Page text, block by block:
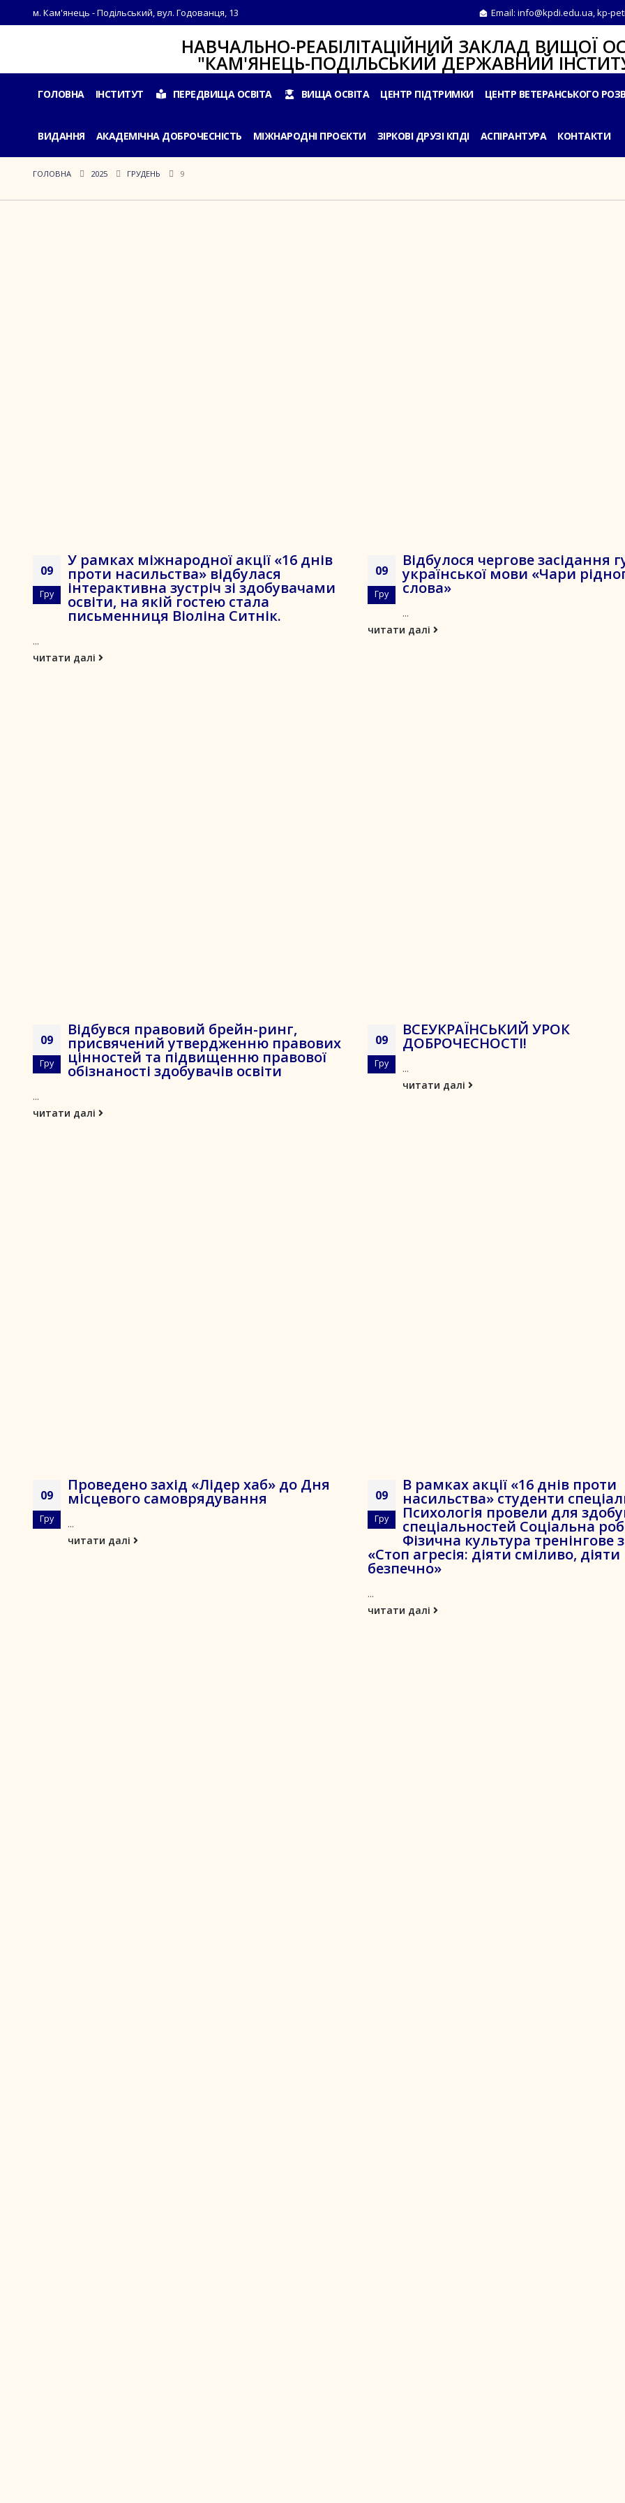
м. Кам'янець - Подільський, вул. Годованця, 13 Email: info@kpdi.edu.ua,kp-
НАВЧАЛЬНО-РЕАБІЛІТАЦІЙНИЙ ЗАКЛАД ВИЩОЇ
"КАМ'ЯНЕЦЬ-ПОДІЛЬСЬКИЙ ДЕРЖАВНИЙ
ГОЛОВНА ІНСТИТУТ ПЕРЕДВИЩА ОСВІТА ВИЩА ОСВІТА ЦЕНТР ПІДТРИМКИ ЦЕНТР ВЕТЕРАНСЬКОГО
ВИДАННЯ АКАДЕМІЧНА ДОБРОЧЕСНІСТЬ МІЖНАРОДНІ ПРОЄКТИ ЗІРКОВІ ДРУЗІ КПДІ АСПІРАНТУРА КОНТАКТИ
ГОЛОВНА 2025 ГРУДЕНЬ 9
09
Гру
У рамках міжнародної акції «16 днів
проти насильства» відбулася
інтерактивна зустріч зі здобувачами
освіти, на якій гостею стала
письменниця Віоліна Ситнік.
...
читати далі
09
Гру
Відбулося чергове засідання
української мови «Чари
слова»
...
читати далі
09
Гру
Відбувся правовий брейн-ринг,
присвячений утвердженню правових
цінностей та підвищенню правової
обізнаності здобувачів освіти
...
читати далі
09
Гру
ВСЕУКРАЇНСЬКИЙ УРОК
ДОБРОЧЕСНОСТІ!
...
читати далі
09
Гру
Проведено захід «Лідер хаб» до Дня
місцевого самоврядування
...
читати далі
09
Гру
В рамках акції «16 днів проти
насильства» студенти
Психологія провели для
спеціальностей Соціальна
Фізична культура тренінгове
«Стоп агресія: діяти сміливо, діяти
безпечно»
...
читати далі